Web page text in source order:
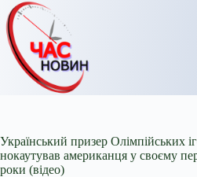
Перейти
до
вмісту
Український призер Олімпійських
нокаутував американця у своєму
роки (відео)